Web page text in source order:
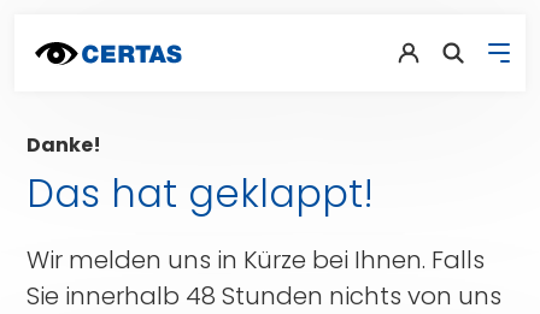
Danke!
Das hat geklappt!
Wir melden uns in Kürze bei Ihnen. Falls
Sie innerhalb 48 Stunden nichts von uns